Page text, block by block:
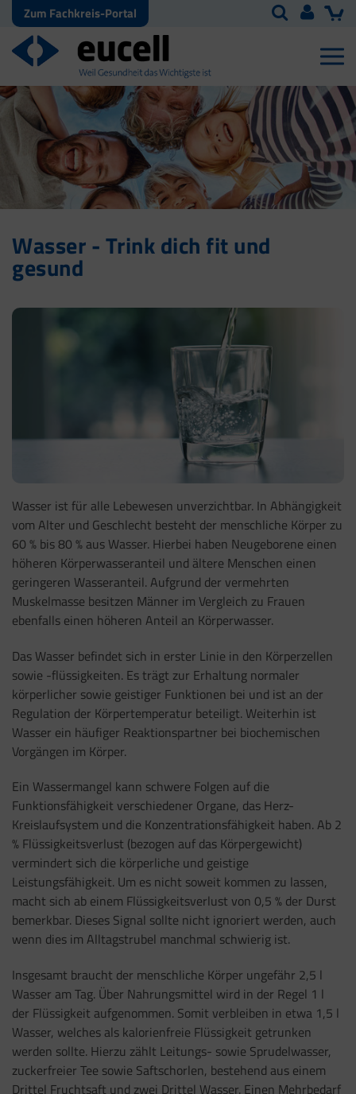
Zum Fachkreis-Portal
Wasser - Trink dich fit und
gesund
Wasser ist für alle Lebewesen unverzichtbar. In Abhängigkeit
vom Alter und Geschlecht besteht der menschliche Körper zu
60 % bis 80 % aus Wasser. Hierbei haben Neugeborene einen
höheren Körperwasseranteil und ältere Menschen einen
geringeren Wasseranteil. Aufgrund der vermehrten
Muskelmasse besitzen Männer im Vergleich zu Frauen
ebenfalls einen höheren Anteil an Körperwasser.
Das Wasser befindet sich in erster Linie in den Körperzellen
sowie -flüssigkeiten. Es trägt zur Erhaltung normaler
körperlicher sowie geistiger Funktionen bei und ist an der
Regulation der Körpertemperatur beteiligt. Weiterhin ist
Wasser ein häufiger Reaktionspartner bei biochemischen
Vorgängen im Körper.
Ein Wassermangel kann schwere Folgen auf die
Funktionsfähigkeit verschiedener Organe, das Herz-
Kreislaufsystem und die Konzentrationsfähigkeit haben. Ab 2
% Flüssigkeitsverlust (bezogen auf das Körpergewicht)
vermindert sich die körperliche und geistige
Leistungsfähigkeit. Um es nicht soweit kommen zu lassen,
macht sich ab einem Flüssigkeitsverlust von 0,5 % der Durst
bemerkbar. Dieses Signal sollte nicht ignoriert werden, auch
wenn dies im Alltagstrubel manchmal schwierig ist.
Insgesamt braucht der menschliche Körper ungefähr 2,5 l
Wasser am Tag. Über Nahrungsmittel wird in der Regel 1 l
der Flüssigkeit aufgenommen. Somit verbleiben in etwa 1,5 l
Wasser, welches als kalorienfreie Flüssigkeit getrunken
werden sollte. Hierzu zählt Leitungs- sowie Sprudelwasser,
zuckerfreier Tee sowie Saftschorlen, bestehend aus einem
Drittel Fruchtsaft und zwei Drittel Wasser. Einen Mehrbedarf